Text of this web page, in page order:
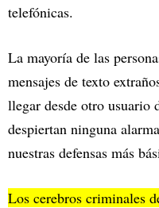
telefónicas.
La mayoría de las
mensajes de texto
llegar desde otro usuario
despiertan ninguna
nuestras defensas más
Los cerebros criminales